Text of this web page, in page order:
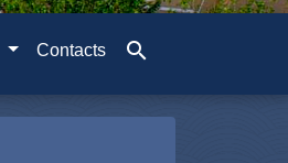
Contacts search